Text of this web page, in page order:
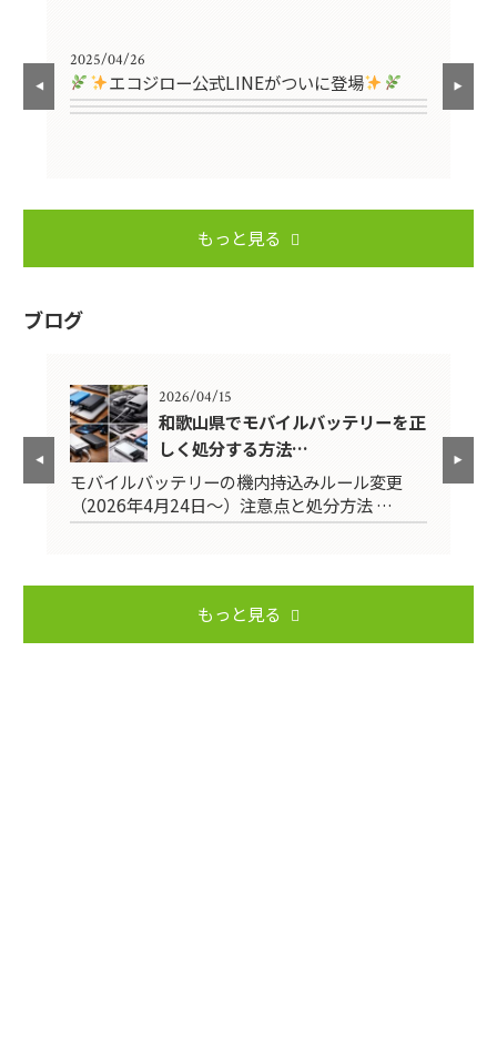
2025/04/26
エコジロー公式LINEがついに登場
もっと見る
ブログ
2026/04/15
和歌山県でモバイルバッテリーを正
しく処分する方法…
モバイルバッテリーの機内持込みルール変更
（2026年4月24日～）注意点と処分方法 …
もっと見る